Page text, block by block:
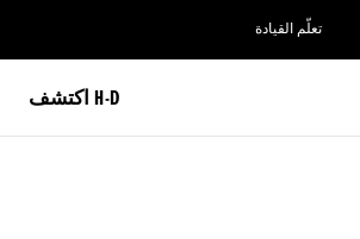
تعلّم القيادة
اكتشف H-D